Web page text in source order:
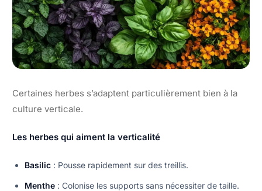
Certaines herbes s’adaptent particulièrement bien à la
culture verticale.
Les herbes qui aiment la verticalité
Basilic : Pousse rapidement sur des treillis.
Menthe : Colonise les supports sans nécessiter de taille.